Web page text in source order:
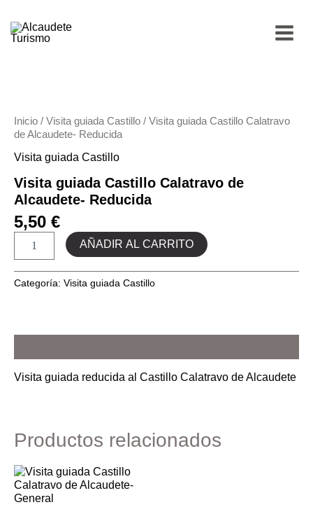
contenido
Inicio / Visita guiada Castillo / Visita guiada Castillo Calatravo
de Alcaudete- Reducida
Visita guiada Castillo
Visita guiada Castillo Calatravo de
Alcaudete- Reducida
5,50 €
de
Reducida
AÑADIR AL CARRITO
Categoría: Visita guiada Castillo
Visita guiada reducida al Castillo Calatravo de Alcaudete
Productos relacionados